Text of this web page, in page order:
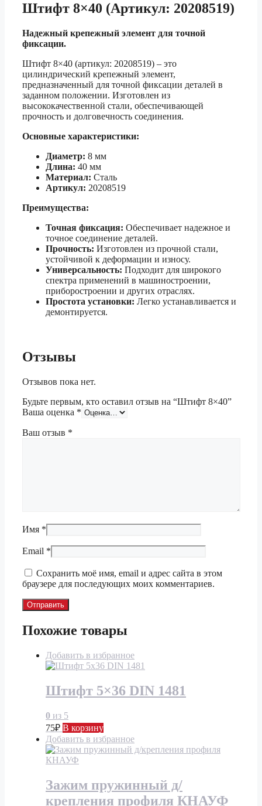
Штифт 8×40 (Артикул: 20208519)
Надежный крепежный элемент для точной
фиксации.
Штифт 8×40 (артикул: 20208519) – это
цилиндрический крепежный элемент,
предназначенный для точной фиксации деталей в
заданном положении. Изготовлен из
высококачественной стали, обеспечивающей
прочность и долговечность соединения.
Основные характеристики:
Диаметр: 8 мм
Длина: 40 мм
Материал: Сталь
Артикул: 20208519
Преимущества:
Точная фиксация: Обеспечивает надежное и
точное соединение деталей.
Прочность: Изготовлен из прочной стали,
устойчивой к деформации и износу.
Универсальность: Подходит для широкого
спектра применений в машиностроении,
приборостроении и других отраслях.
Простота установки: Легко устанавливается и
демонтируется.
Отзывы
Отзывов пока нет.
Будьте первым, кто оставил отзыв на “Штифт 8×40”
Ваша оценка *
Ваш отзыв *
Имя *
Email *
Сохранить моё имя, email и адрес сайта в этом
браузере для последующих моих комментариев.
Похожие товары
Добавить в избранное
Штифт 5×36 DIN 1481
0 из 5
75₽ В корзину
Добавить в избранное
Зажим пружинный д/
крепления профиля КНАУФ